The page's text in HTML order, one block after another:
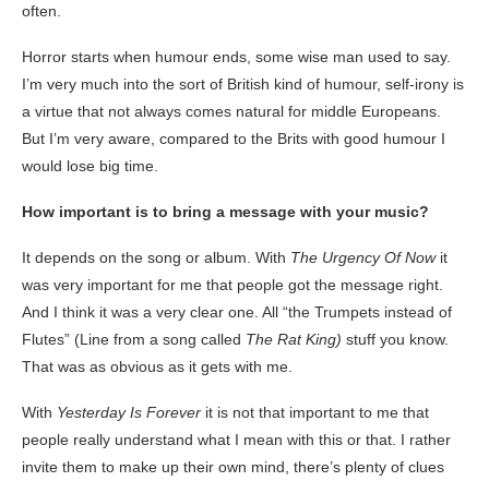
often.
Horror starts when humour ends, some wise man used to say.
I’m very much into the sort of British kind of humour, self-irony is
a virtue that not always comes natural for middle Europeans.
But I’m very aware, compared to the Brits with good humour I
would lose big time.
How important is to bring a message with your music?
It depends on the song or album. With The Urgency Of Nowit
was very important for me that people got the message right.
And I think it was a very clear one. All “the Trumpets instead of
Flutes” (Line from a song called The Rat King) stuff you know.
That was as obvious as it gets with me.
With Yesterday Is Forever it is not that important to me that
people really understand what I mean with this or that. I rather
invite them to make up their own mind, there’s plenty of clues